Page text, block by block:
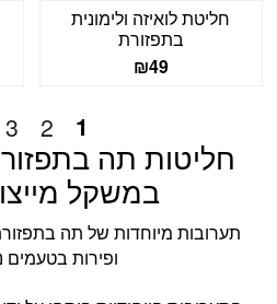
חליטת לואיזה ולימונית
בתפזורת
₪49
1
2
3
חליטות תה
במשקל
תערובות מיוחדות של תה
ופירות בטעמים